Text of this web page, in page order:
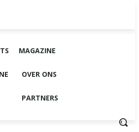
MAGAZINE
OVER ONS
PARTNERS